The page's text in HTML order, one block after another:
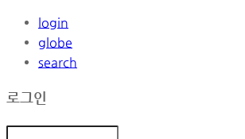
login
globe
search
로그인